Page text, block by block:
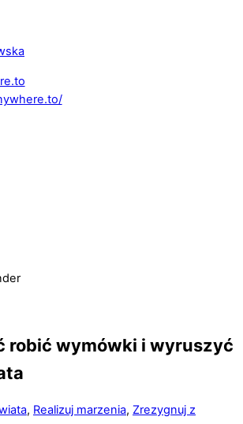
robić wymówki i wyruszyć
, Realizuj marzenia, Zrezygnuj z